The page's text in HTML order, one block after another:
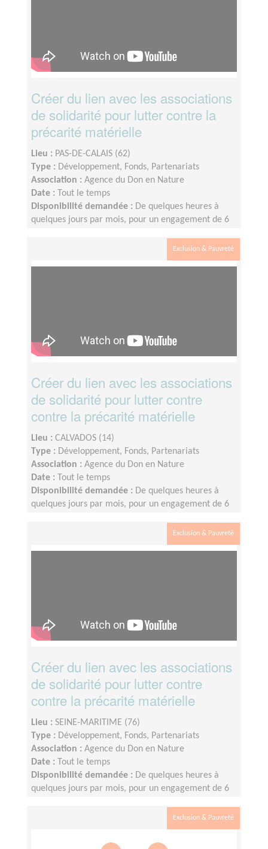
Créer du lien avec les associations
de solidarité pour lutter contre la
précarité matérielle
Lieu : PAS-DE-CALAIS (62)
Type : Développement, Fonds, Partenariats
Association : Agence du Don en Nature
Date :
Tout le temps
Disponibilité demandée : De quelques heures à
quelques jours par mois, pour un engagement de 6
Exclusion & Pauvreté
Créer du lien avec les associations
de solidarité pour lutter contre
contre la précarité matérielle
Lieu : CALVADOS (14)
Type : Développement, Fonds, Partenariats
Association : Agence du Don en Nature
Date :
Tout le temps
Disponibilité demandée : De quelques heures à
quelques jours par mois, pour un engagement de 6
Exclusion & Pauvreté
Créer du lien avec les associations
de solidarité pour lutter contre
contre la précarité matérielle
Lieu : SEINE-MARITIME (76)
Type : Développement, Fonds, Partenariats
Association : Agence du Don en Nature
Date :
Tout le temps
Disponibilité demandée : De quelques heures à
quelques jours par mois, pour un engagement de 6
Exclusion & Pauvreté